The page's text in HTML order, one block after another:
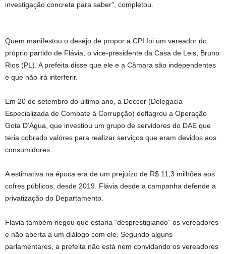
investigação concreta para saber”, completou.
Quem manifestou o desejo de propor a CPI foi um vereador do
próprio partido de Flávia, o vice-presidente da Casa de Leis, Bruno
Rios (PL). A prefeita disse que ele e a Câmara são independentes
e que não irá interferir.
Em 20 de setembro do último ano, a Deccor (Delegacia
Especializada de Combate à Corrupção) deflagrou a Operação
Gota D’Água, que investiou um grupo de servidores do DAE que
teria cobrado valores para realizar serviços que eram devidos aos
consumidores.
A estimativa na época era de um prejuízo de R$ 11,3 milhões aos
cofres públicos, desde 2019. Flávia desde a campanha defende a
privatização do Departamento.
Flavia também negou que estaria “desprestigiando” os vereadores
e não aberta a um diálogo com ele. Segundo alguns
parlamentares, a prefeita não está nem convidando os vereadores